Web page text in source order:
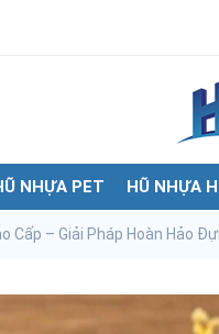
NHỰA PET HŨ NHỰA
Cấp – Giải Pháp Hoàn Hảo